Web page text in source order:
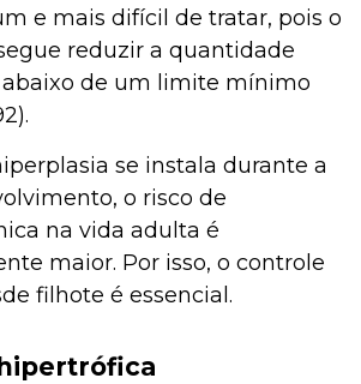
e mais difícil de tratar, pois o
reduzir a quantidade
abaixo de um limite mínimo
se instala durante a
o risco de
na vida adulta é
maior. Por isso, o controle
filhote é essencial.